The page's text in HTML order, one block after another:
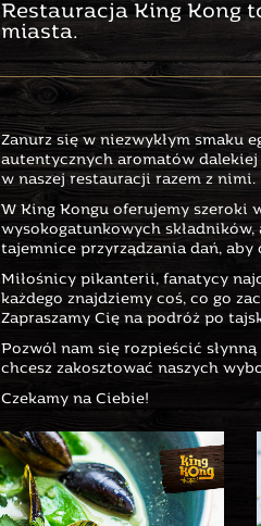
Restauracja King Kong
miasta.
Zanurz się w niezwykłym smaku
autentycznych aromatów dalekiej
w naszej restauracji razem z nimi.
W King Kongu oferujemy szeroki
wysokogatunkowych składników,
tajemnice przyrządzania dań,
Miłośnicy pikanterii, fanatycy
każdego znajdziemy coś, co go
Zapraszamy Cię na podróż po
Pozwól nam się rozpieścić
chcesz zakosztować naszych
Czekamy na Ciebie!